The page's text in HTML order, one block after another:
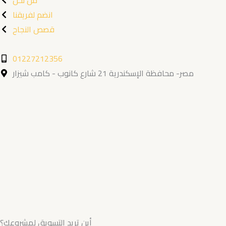
g
r
a
a
p
p
انضم لفريقنا
قصص النجاح
01227212356
مصر- محافظة الإسكندرية 21 شارع كانوب - كامب شيزار
أين تريد التسويق لمشروعك؟